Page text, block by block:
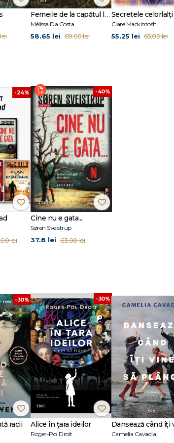
americană — The Killing.
Omul de zăpadă, după romanul omonim al lui Jo
și istorie și a studiat la Școala de Film din
Femeile de la capătul lumii
Mélissa Da Costa
58.65 lei 69.00 lei
Secretele celorlalți
Clare Mackintosh
55.25 lei 65.00 lei
-24%
lei
-40%
Cine nu e gata...
Søren Sveistrup
37.8 lei 63.00 lei
-30%
racii
-30%
Alice în țara ideilor
Roger-Pol Droit Camelia Cavadia